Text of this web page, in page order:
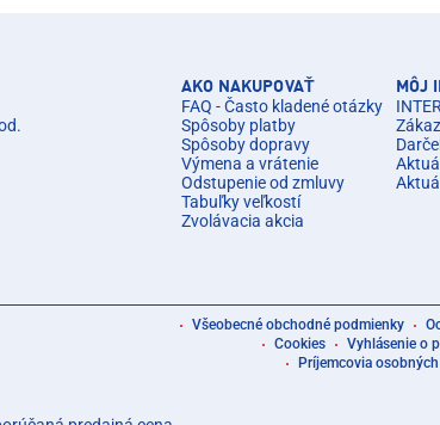
AKO NAKUPOVAŤ
FAQ - Často kladené otázky
Spôsoby platby
Spôsoby dopravy
Výmena a vrátenie
Odstupenie od zmluvy
Tabuľky veľkostí
Zvolávacia akcia
MÔJ
Všeobecné obchodné podmienky
Cookies
Vyhlásenie o
Príjemcovia